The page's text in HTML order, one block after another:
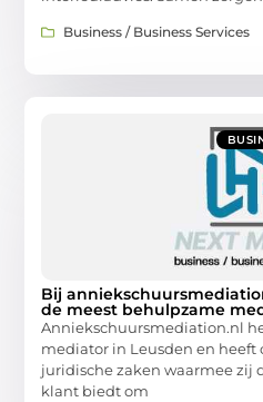
Business / Business Services
Bij
de meest behulpzame
Anniekschuursmediation.nl
mediator in Leusden en heeft
juridische zaken waarmee zij
klant biedt om